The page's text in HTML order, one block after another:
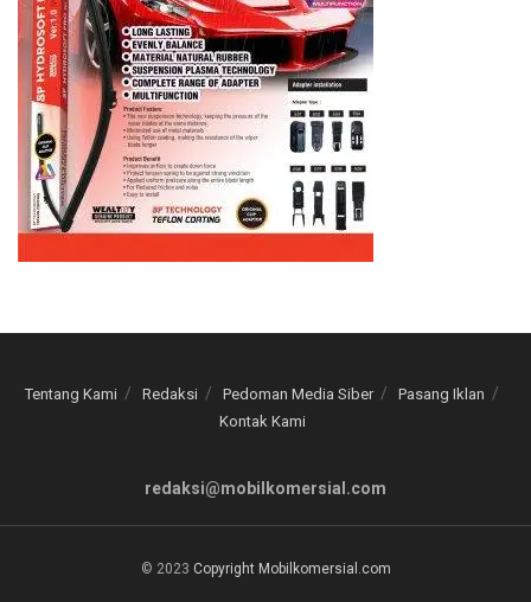
Tentang Kami Redaksi Pedoman Media Siber
Pasang Iklan
Kontak Kami
redaksi@mobilkomersial.com
© 2023 Copyright Mobilkomersial.com